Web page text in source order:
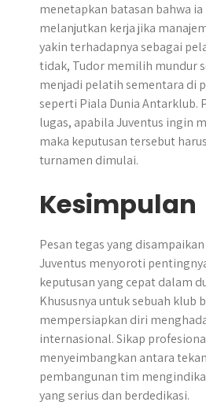
menetapkan batasan bahwa ia
melanjutkan kerja jika
yakin terhadapnya sebagai
tidak, Tudor memilih mundur
menjadi pelatih sementara di
seperti Piala Dunia Antarklub.
lugas, apabila Juventus ingin
maka keputusan tersebut
turnamen dimulai.
Kesimpulan
Pesan tegas yang
Juventus menyoroti
keputusan yang cepat dalam
Khususnya untuk sebuah klub
mempersiapkan diri
internasional. Sikap
menyeimbangkan antara
pembangunan tim
yang serius dan berdedikasi.